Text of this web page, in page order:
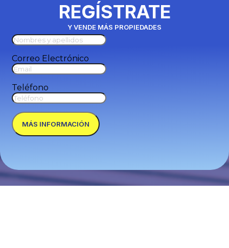
REGÍSTRATE
Y VENDE MÁS PROPIEDADES
Correo Electrónico
Teléfono
MÁS INFORMACIÓN